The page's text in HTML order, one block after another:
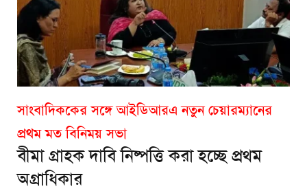
সাংবাদিককের সঙ্গে আইডিআরএ নতুন চেয়ারম্যানের
প্রথম মত বিনিময় সভা
বীমা গ্রাহক দাবি নিষ্পত্তি করা হচ্ছে প্রথম
অগ্রাধিকার